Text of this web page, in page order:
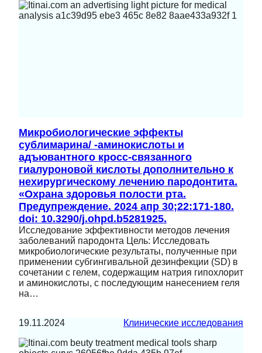
Микробиологические эффекты
сублимарина/ -аминокислоты и
адъювантного кросс-связанного
гиалуроновой кислоты дополнительно к
нехирургическому лечению пародонтита.
«Охрана здоровья полости рта.
Предупреждение. 2024 апр 30;22:171-180.
doi: 10.3290/j.ohpd.b5281925.
Исследование эффективности методов лечения
заболеваний пародонта Цель: Исследовать
микробиологические результаты, полученные при
применении субгингивальной дезинфекции (SD) в
сочетании с гелем, содержащим натрия гипохлорит
и аминокислоты, с последующим нанесением геля
на…
19.11.2024 Клинические исследования